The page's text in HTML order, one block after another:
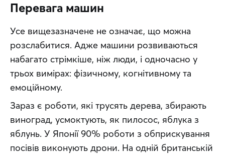
Перевага машин
Усе вищезазначене не означає, що можна
розслабитися. Адже машини розвиваються
набагато стрімкіше, ніж люди, і одночасно у
трьох вимірах: фізичному, когнітивному та
емоційному.
Зараз є роботи, які трусять дерева, збирають
виноград, усмоктують, як пилосос, яблука з
яблунь. У Японії 90% роботи з обприскування
посівів виконують дрони. На одній британській